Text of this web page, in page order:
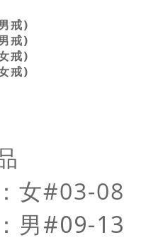
戒)
戒)
戒)
女戒)
女#03-08
男#09-13